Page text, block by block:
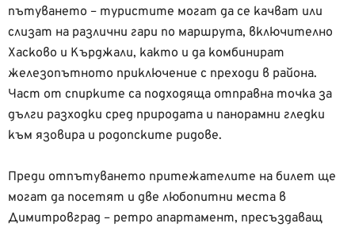
пътуването – туристите могат да се качват или
слизат на различни гари по маршрута, включително
Хасково и Кърджали, както и да комбинират
железопътното приключение с преходи в района.
Част от спирките са подходяща отправна точка за
дълги разходки сред природата и панорамни гледки
към язовира и родопските ридове.
Преди отпътуването притежателите на билет ще
могат да посетят и две любопитни места в
Димитровград – ретро апартамент, пресъздаващ